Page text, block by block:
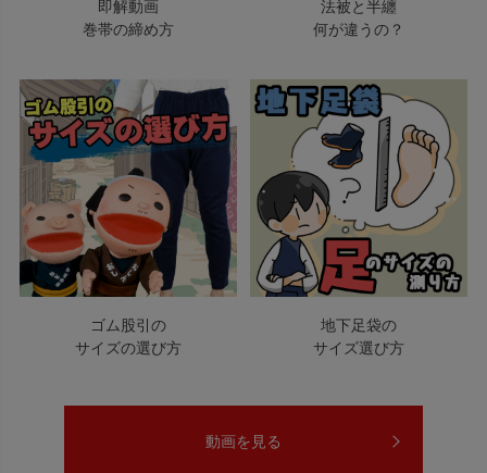
即解動画
巻帯の締め方
法被と半纏
何が違うの？
ゴム股引の
サイズの選び方
地下足袋の
サイズ選び方
動画を見る